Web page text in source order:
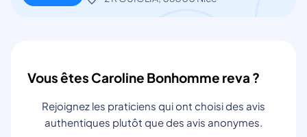
Vous êtes Caroline Bonhomme reva ?
Rejoignez les praticiens qui ont choisi des avis
authentiques plutôt que des avis anonymes.